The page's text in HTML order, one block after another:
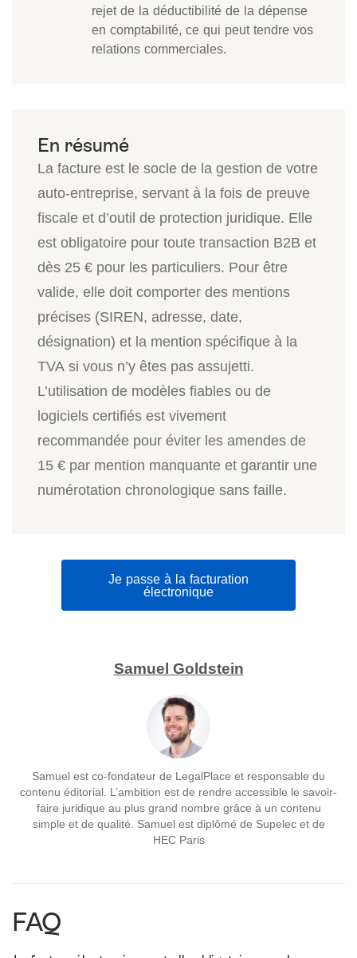
rejet de la déductibilité de la dépense
en comptabilité, ce qui peut tendre vos
relations commerciales.
La facture est le socle de la gestion de votre
auto-entreprise, servant à la fois de preuve
fiscale et d’outil de protection juridique. Elle
est obligatoire pour toute transaction B2B et
dès 25 € pour les particuliers. Pour être
valide, elle doit comporter des mentions
précises (SIREN, adresse, date,
désignation) et la mention spécifique à la
TVA si vous n’y êtes pas assujetti.
L’utilisation de modèles fiables ou de
logiciels certifiés est vivement
recommandée pour éviter les amendes de
15 € par mention manquante et garantir une
numérotation chronologique sans faille.
Je passe à la facturation
électronique
Samuel Goldstein
Samuel est co-fondateur de LegalPlace et responsable du
contenu éditorial. L’ambition est de rendre accessible le savoir-
faire juridique au plus grand nombre grâce à un contenu
simple et de qualité. Samuel est diplômé de Supelec et de
HEC Paris
FAQ